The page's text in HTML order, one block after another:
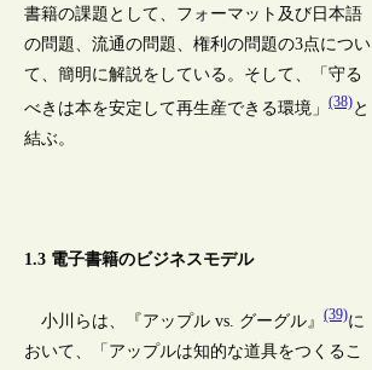
書籍の課題として、フォーマット及び日本語
の問題、流通の問題、権利の問題の3点につい
て、簡明に解説をしている。そして、「守る
べきは本を安定して再生産できる環境」(38)と
結ぶ。
1.3 電子書籍のビジネスモデル
小川らは、『アップル vs. グーグル』(39)に
おいて、「アップルは知的な道具をつくるこ